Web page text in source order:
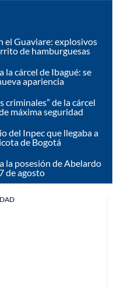
el Guaviare: explosivos
de hamburguesas
la cárcel de Ibagué: se
apariencia
criminales” de la cárcel
máxima seguridad
del Inpec que llegaba a
de Bogotá
la posesión de Abelardo
de agosto